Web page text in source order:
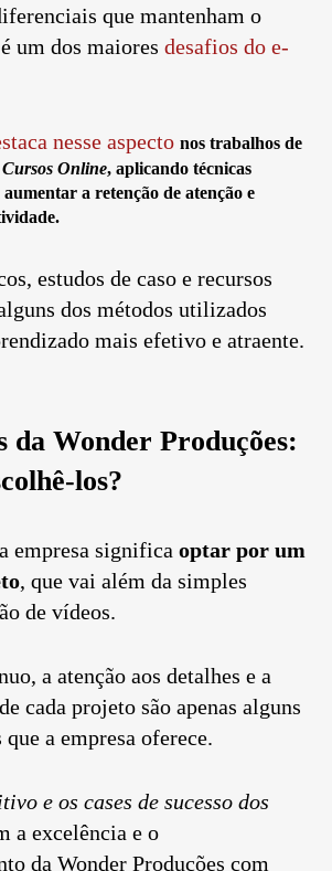
que mantenham o
um dos maiores desafios do e-
nesse aspecto nos trabalhos de
Online, aplicando técnicas
a retenção de atenção e
estudos de caso e recursos
dos métodos utilizados
mais efetivo e atraente.
da Wonder Produções:
los?
empresa significa optar por um
, que vai além da simples
de vídeos.
a atenção aos detalhes e a
cada projeto são apenas alguns
a empresa oferece.
e os cases de sucesso dos
a excelência e o
da Wonder Produções com